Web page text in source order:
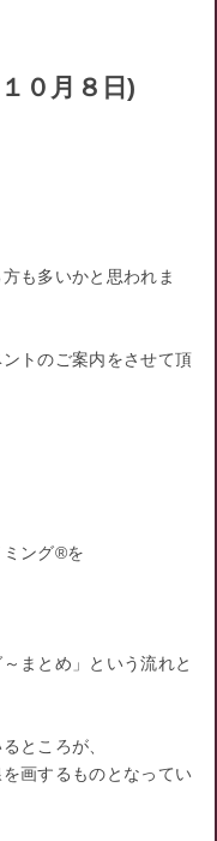
０月８日)
も多いかと思われま
トのご案内をさせて頂
ング®を
まとめ」という流れと
ところが、
画するものとなってい